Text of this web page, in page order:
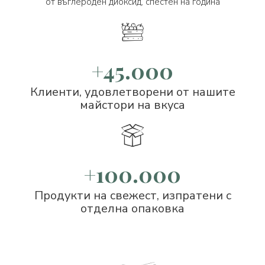
+45.000
Клиенти, удовлетворени от нашите
майстори на вкуса
+100.000
Продукти на свежест, изпратени с
отделна опаковка